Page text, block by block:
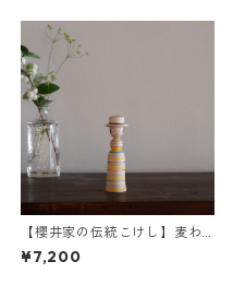
【櫻井家の伝統こけし】麦わ
ら カンカン帽a-4〈イタヤカ
エデ〉
¥7,200